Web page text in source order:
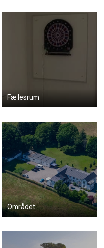
Fællesrum
Området